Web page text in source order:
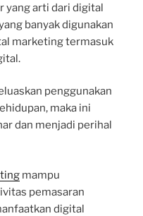
yang arti dari digital
banyak digunakan
marketing termasuk
penggunakan
maka ini
dan menjadi perihal
mampu
pemasaran
digital